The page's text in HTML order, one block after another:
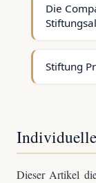
Die
Stiftung
Dieser Artikel